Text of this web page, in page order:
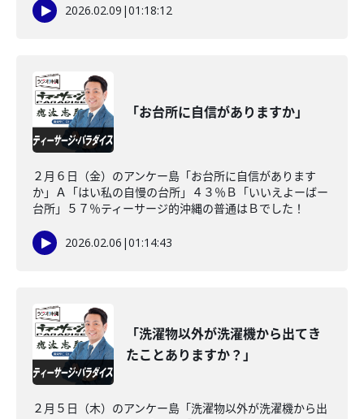
2026.02.09 |01:18:12
「お台所に自信がありますか」
２月６日（金）のアンケー島「お台所に自信があります
か」Ａ「はい私の自慢の台所」４３％Ｂ「いいえよーばー
台所」５７％ティーサージ的沖縄の普通はＢでした！
2026.02.06 |01:14:43
「洗濯物以外が洗濯機から出てき
たことありますか？」
２月５日（木）のアンケー島「洗濯物以外が洗濯機から出